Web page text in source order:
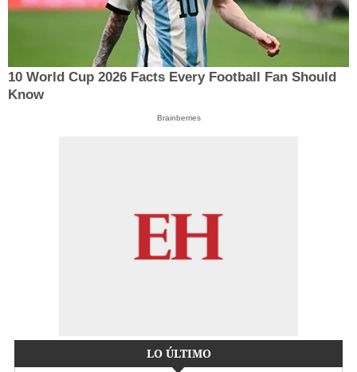
10 World Cup 2026 Facts Every Football Fan Should
Know
Brainberries
LO ÚLTIMO